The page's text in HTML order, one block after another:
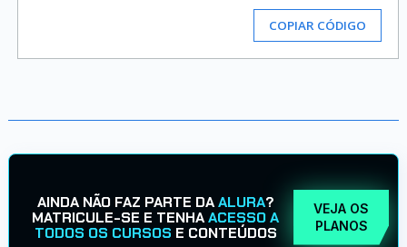
COPIAR CÓDIGO
AINDA NÃO FAZ PARTE DAALURA?
MATRICULE-SE E TENHAACESSO A
TODOS OS CURSOS E CONTEÚDOS
VEJA OS
PLANOS